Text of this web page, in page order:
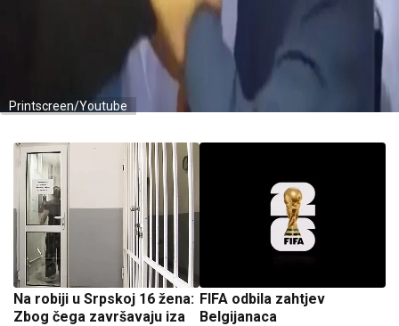
Printscreen/Youtube
Na robiji u Srpskoj 16 žena:
Zbog čega završavaju iza
FIFA odbila zahtjev
Belgijanaca